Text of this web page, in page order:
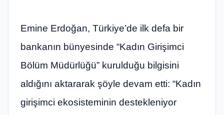
Emine Erdoğan, Türkiye’de ilk defa bir
bankanın bünyesinde “Kadın Girişimci
Bölüm Müdürlüğü” kurulduğu bilgisini
aldığını aktararak şöyle devam etti: “Kadın
girişimci ekosisteminin destekleniyor